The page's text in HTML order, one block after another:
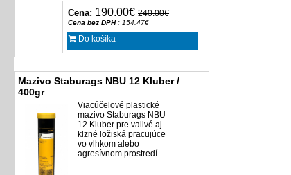
Cena: 190.00€ 240.00€
Cena bez DPH: 154.47€
Do košíka
Mazivo Staburags NBU 12 Kluber /
400gr
Viacúčelové plastické
mazivo Staburags NBU
12 Kluber pre valivé aj
klzné ložiská pracujúce
vo vlhkom alebo
agresívnom prostredí.